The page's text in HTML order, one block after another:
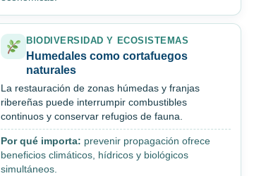
BIODIVERSIDAD Y ECOSISTEMAS
Humedales como cortafuegos
naturales
La restauración de zonas húmedas y franjas
ribereñas puede interrumpir combustibles
continuos y conservar refugios de fauna.
Por qué importa: prevenir propagación ofrece
beneficios climáticos, hídricos y biológicos
simultáneos.